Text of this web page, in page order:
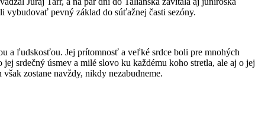
pevný základ do súťažnej časti sezóny.
a ľudskosťou. Jej prítomnosť a veľké srdce boli pre mnohých
srdečný úsmev a milé slovo ku každému koho stretla, ale aj o jej
zostane navždy, nikdy nezabudneme.